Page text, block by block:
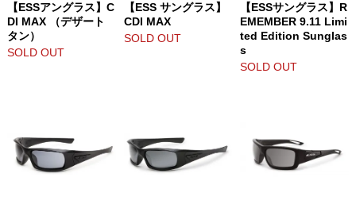
【ESSアングラス】C
DI MAX （デザート
タン）
SOLD OUT
【ESS サングラス】
CDI MAX
SOLD OUT
【ESSサングラス】R
EMEMBER 9.11 Limi
ted Edition Sunglas
s
SOLD OUT